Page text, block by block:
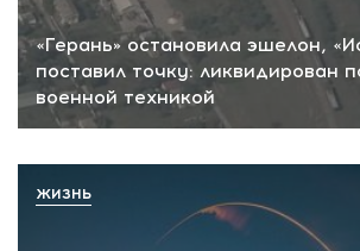
«Герань» остановила эшелон,
поставил точку: ликвидирован
военной техникой
ЖИЗНЬ